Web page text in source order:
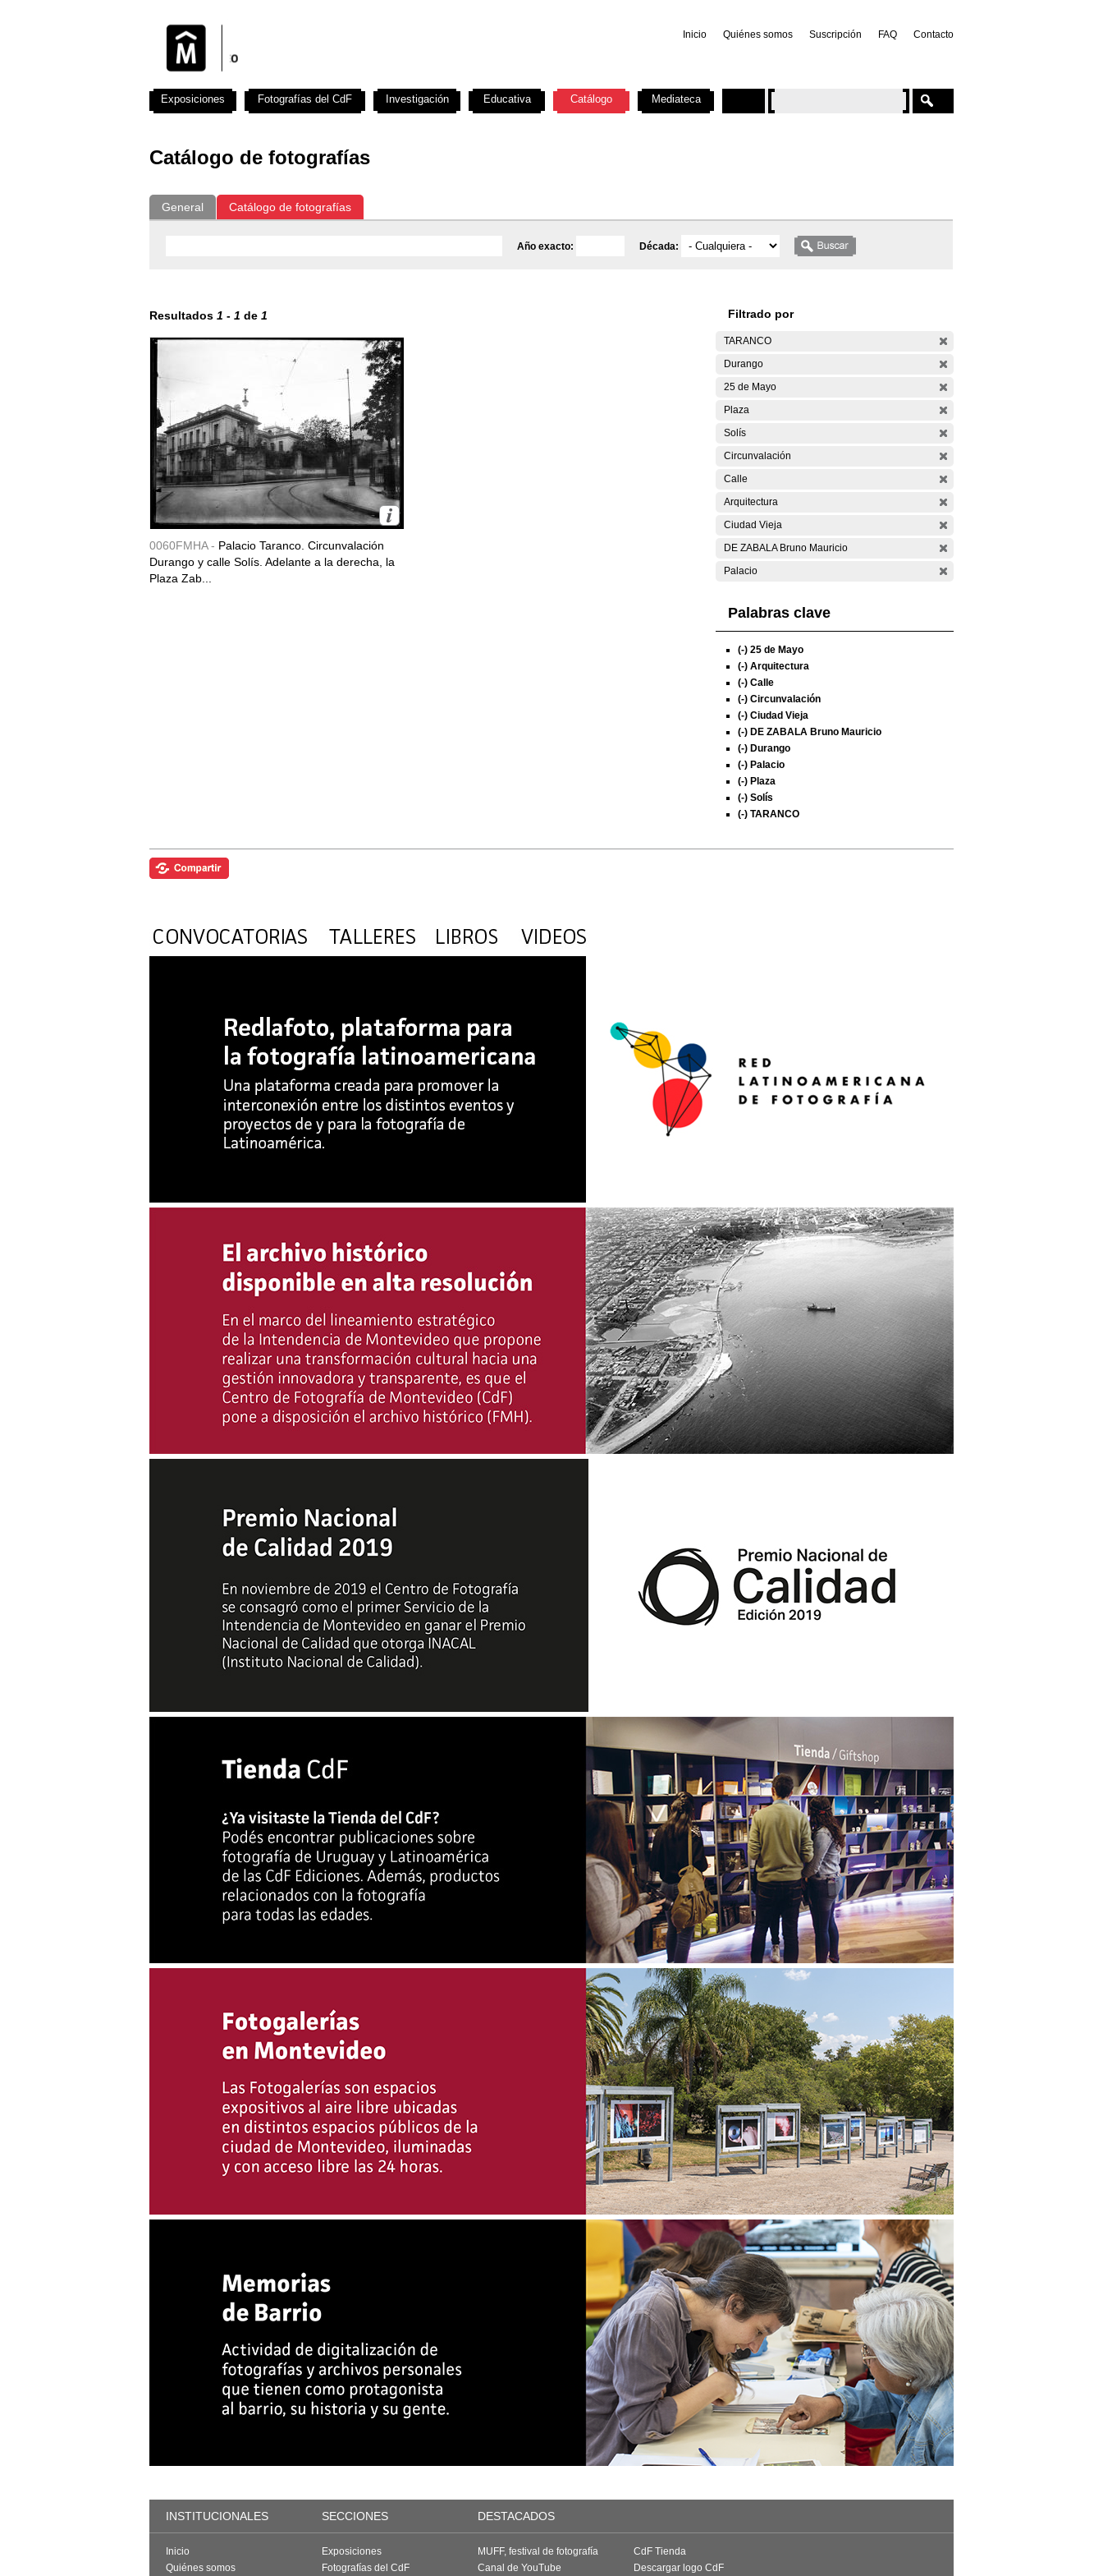
Inicio Quiénes somos Suscripción FAQ Contacto
Catálogo de fotografías
General Catálogo de fotografías
Año exacto: Década:
Resultados 1 - 1 de 1
0060FMHA - Palacio Taranco. Circunvalación
Durango y calle Solís. Adelante a la derecha, la
Plaza Zab...
Filtrado por
TARANCO
Durango
25 de Mayo
Plaza
Solís
Circunvalación
Calle
Arquitectura
Ciudad Vieja
DE ZABALA Bruno Mauricio
Palacio
Palabras clave
(-) 25 de Mayo
(-) Arquitectura
(-) Calle
(-) Circunvalación
(-) Ciudad Vieja
(-) DE ZABALA Bruno Mauricio
(-) Durango
(-) Palacio
(-) Plaza
(-) Solís
(-) TARANCO
Exposiciones Fotografías del CdF Investigación Educativa Catálogo Mediateca
INSTITUCIONALES SECCIONES DESTACADOS
Inicio
Quiénes somos
Exposiciones
Fotografías del CdF
MUFF, festival de fotografía
Canal de YouTube
CdF Tienda
Descargar logo CdF